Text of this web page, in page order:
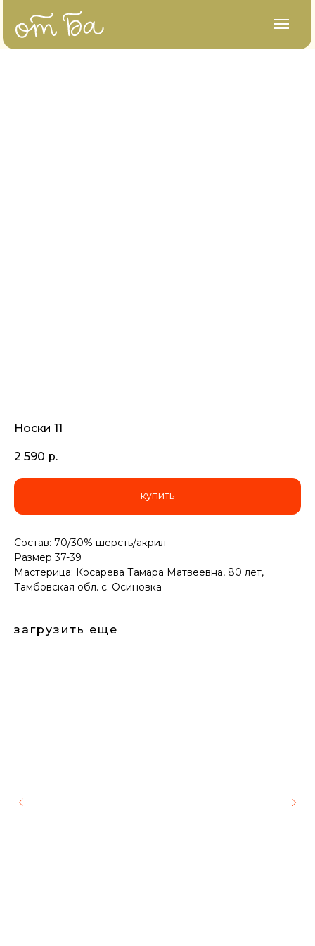
Носки 11
2 590 р.
купить
Состав: 70/30% шерсть/акрил
Размер 37-39
Мастерица: Косарева Тамара Матвеевна, 80 лет,
Тамбовская обл. с. Осиновка
загрузить еще